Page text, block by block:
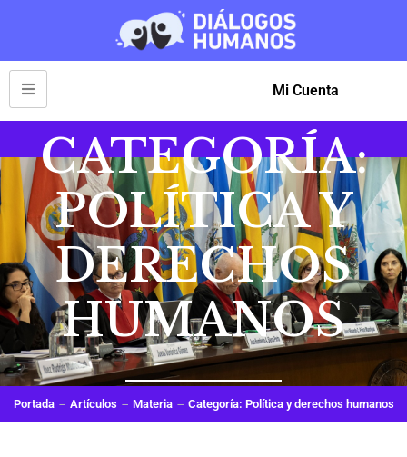
Mi Cuenta
CATEGORÍA:
POLÍTICA Y
DERECHOS
HUMANOS
Portada Artículos Materia Categoría: Política y derechos humanos